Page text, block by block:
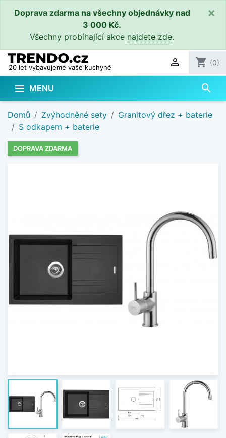
Doprava zdarma na všechny objednávky nad
3 000 Kč.
Všechny probíhající akce najdete zde.
×
20 let vybavujeme vaše kuchyně  shopping_cart (0)
 MENU search
Domů Zvýhodněné sety
Granitový dřez + baterie
S odkapem + baterie
DOPRAVA ZDARMA